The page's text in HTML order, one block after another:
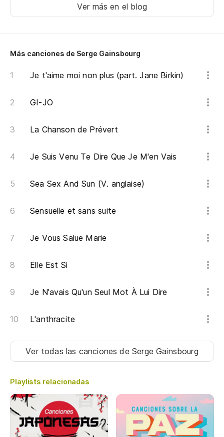
Ver más en el blog
Más canciones de Serge Gainsbourg
Je t'aime moi non plus (part. Jane Birkin)
GI-JO
La Chanson de Prévert
Je Suis Venu Te Dire Que Je M'en Vais
Sea Sex And Sun (V. anglaise)
Sensuelle et sans suite
Je Vous Salue Marie
Elle Est Si
Je N'avais Qu'un Seul Mot À Lui Dire
L'anthracite
Ver todas las cancionesde Serge Gainsbourg
Playlists relacionadas